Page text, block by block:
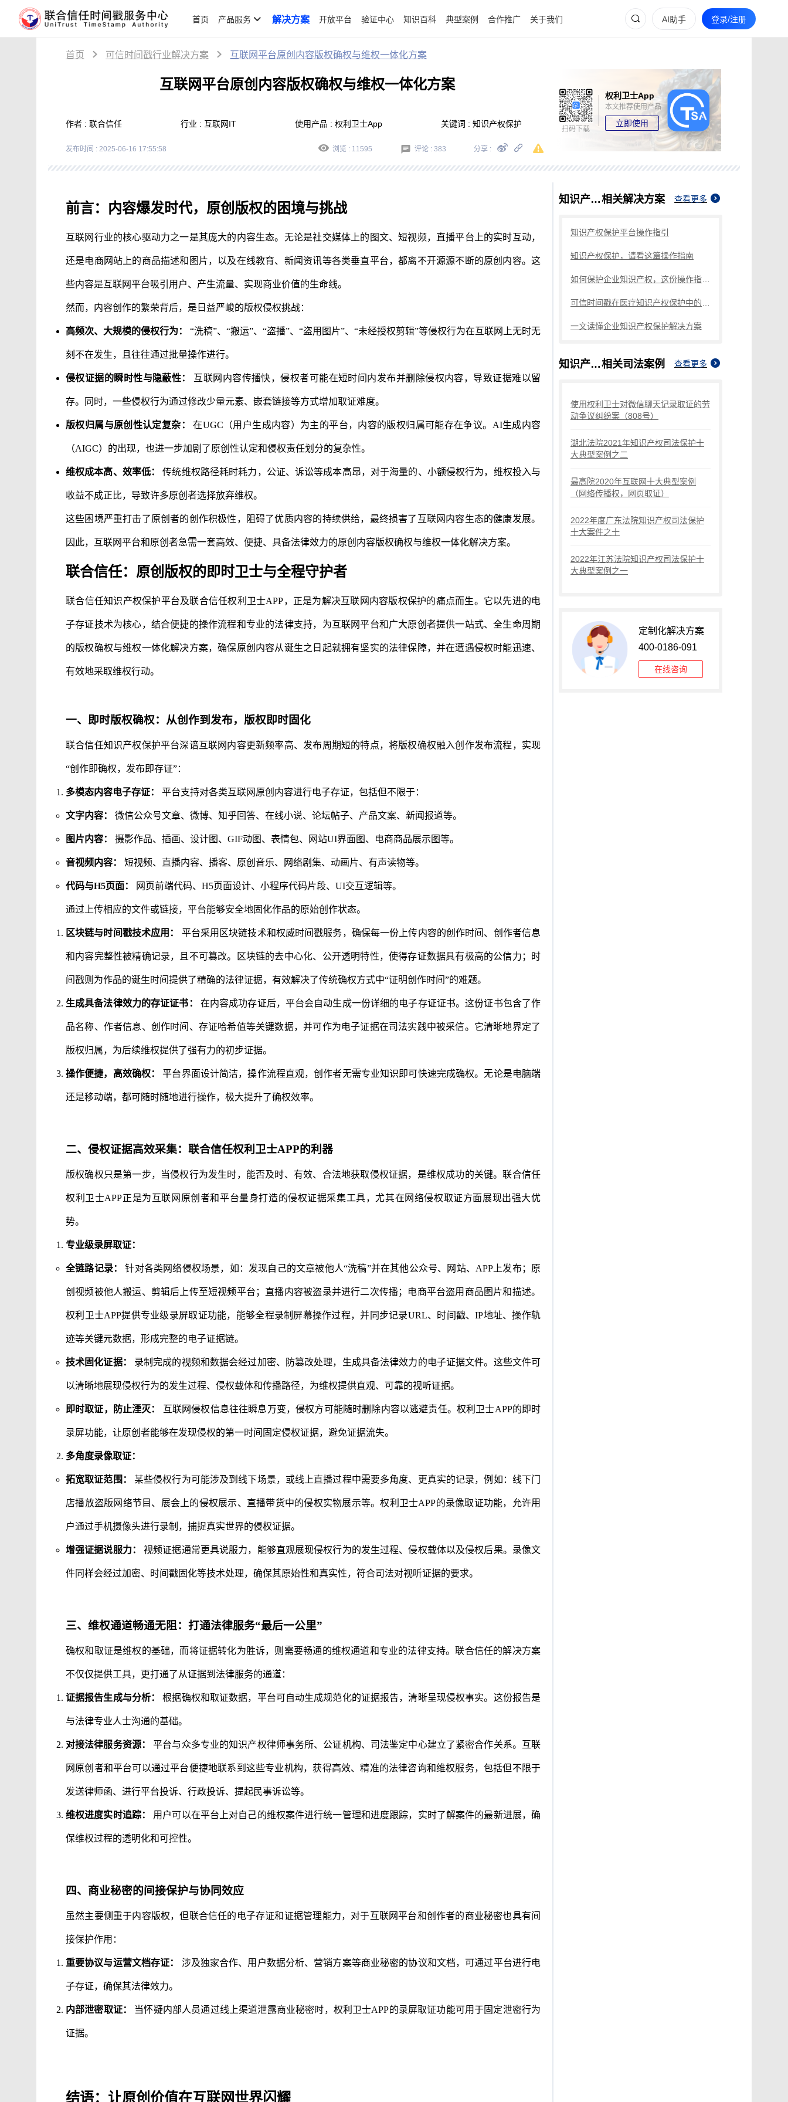
首页 产品服务 解决方案 开放平台 验证中心 知识百科 典型案例 合作推广 关于我们 AI助手 登录/注册
首页 可信时间戳行业解决方案 互联网平台原创内容版权确权与维权一体化方案
互联网平台原创内容版权确权与维权一体化方案
作者 : 联合信任 行业 : 互联网IT 使用产品 : 权利卫士App 关键词 : 知识产权保护
发布时间 : 2025-06-16 17:55:58 浏览 : 11595 评论 : 383 分享 :
扫码下载
权利卫士App
本文推荐使用产品
立即使用
前言：内容爆发时代，原创版权的困境与挑战
互联网行业的核心驱动力之一是其庞大的内容生态。无论是社交媒体上的图文、短视频，直播平台上的实时互动，
还是电商网站上的商品描述和图片，以及在线教育、新闻资讯等各类垂直平台，都离不开源源不断的原创内容。这
些内容是互联网平台吸引用户、产生流量、实现商业价值的生命线。
然而，内容创作的繁荣背后，是日益严峻的版权侵权挑战：
高频次、大规模的侵权行为： “洗稿”、“搬运”、“盗播”、“盗用图片”、“未经授权剪辑”等侵权行为在互联网上无时无
刻不在发生，且往往通过批量操作进行。
侵权证据的瞬时性与隐蔽性： 互联网内容传播快，侵权者可能在短时间内发布并删除侵权内容，导致证据难以留
存。同时，一些侵权行为通过修改少量元素、嵌套链接等方式增加取证难度。
版权归属与原创性认定复杂： 在UGC（用户生成内容）为主的平台，内容的版权归属可能存在争议。AI生成内容
（AIGC）的出现，也进一步加剧了原创性认定和侵权责任划分的复杂性。
维权成本高、效率低： 传统维权路径耗时耗力，公证、诉讼等成本高昂，对于海量的、小额侵权行为，维权投入与
收益不成正比，导致许多原创者选择放弃维权。
这些困境严重打击了原创者的创作积极性，阻碍了优质内容的持续供给，最终损害了互联网内容生态的健康发展。
因此，互联网平台和原创者急需一套高效、便捷、具备法律效力的原创内容版权确权与维权一体化解决方案。
联合信任：原创版权的即时卫士与全程守护者
联合信任知识产权保护平台及联合信任权利卫士APP，正是为解决互联网内容版权保护的痛点而生。它以先进的电
子存证技术为核心，结合便捷的操作流程和专业的法律支持，为互联网平台和广大原创者提供一站式、全生命周期
的版权确权与维权一体化解决方案，确保原创内容从诞生之日起就拥有坚实的法律保障，并在遭遇侵权时能迅速、
有效地采取维权行动。
一、即时版权确权：从创作到发布，版权即时固化
联合信任知识产权保护平台深谙互联网内容更新频率高、发布周期短的特点，将版权确权融入创作发布流程，实现
“创作即确权，发布即存证”：
多模态内容电子存证： 平台支持对各类互联网原创内容进行电子存证，包括但不限于：
文字内容： 微信公众号文章、微博、知乎回答、在线小说、论坛帖子、产品文案、新闻报道等。
图片内容： 摄影作品、插画、设计图、GIF动图、表情包、网站UI界面图、电商商品展示图等。
音视频内容： 短视频、直播内容、播客、原创音乐、网络剧集、动画片、有声读物等。
代码与H5页面： 网页前端代码、H5页面设计、小程序代码片段、UI交互逻辑等。
通过上传相应的文件或链接，平台能够安全地固化作品的原始创作状态。
区块链与时间戳技术应用： 平台采用区块链技术和权威时间戳服务，确保每一份上传内容的创作时间、创作者信息
和内容完整性被精确记录，且不可篡改。区块链的去中心化、公开透明特性，使得存证数据具有极高的公信力；时
间戳则为作品的诞生时间提供了精确的法律证据，有效解决了传统确权方式中“证明创作时间”的难题。
生成具备法律效力的存证证书： 在内容成功存证后，平台会自动生成一份详细的电子存证证书。这份证书包含了作
品名称、作者信息、创作时间、存证哈希值等关键数据，并可作为电子证据在司法实践中被采信。它清晰地界定了
版权归属，为后续维权提供了强有力的初步证据。
操作便捷，高效确权： 平台界面设计简洁，操作流程直观，创作者无需专业知识即可快速完成确权。无论是电脑端
还是移动端，都可随时随地进行操作，极大提升了确权效率。
二、侵权证据高效采集：联合信任权利卫士APP的利器
版权确权只是第一步，当侵权行为发生时，能否及时、有效、合法地获取侵权证据，是维权成功的关键。联合信任
权利卫士APP正是为互联网原创者和平台量身打造的侵权证据采集工具，尤其在网络侵权取证方面展现出强大优
势。
专业级录屏取证：
全链路记录： 针对各类网络侵权场景，如：发现自己的文章被他人“洗稿”并在其他公众号、网站、APP上发布；原
创视频被他人搬运、剪辑后上传至短视频平台；直播内容被盗录并进行二次传播；电商平台盗用商品图片和描述。
权利卫士APP提供专业级录屏取证功能，能够全程录制屏幕操作过程，并同步记录URL、时间戳、IP地址、操作轨
迹等关键元数据，形成完整的电子证据链。
技术固化证据： 录制完成的视频和数据会经过加密、防篡改处理，生成具备法律效力的电子证据文件。这些文件可
以清晰地展现侵权行为的发生过程、侵权载体和传播路径，为维权提供直观、可靠的视听证据。
即时取证，防止湮灭： 互联网侵权信息往往瞬息万变，侵权方可能随时删除内容以逃避责任。权利卫士APP的即时
录屏功能，让原创者能够在发现侵权的第一时间固定侵权证据，避免证据流失。
多角度录像取证：
拓宽取证范围： 某些侵权行为可能涉及到线下场景，或线上直播过程中需要多角度、更真实的记录，例如：线下门
店播放盗版网络节目、展会上的侵权展示、直播带货中的侵权实物展示等。权利卫士APP的录像取证功能，允许用
户通过手机摄像头进行录制，捕捉真实世界的侵权证据。
增强证据说服力： 视频证据通常更具说服力，能够直观展现侵权行为的发生过程、侵权载体以及侵权后果。录像文
件同样会经过加密、时间戳固化等技术处理，确保其原始性和真实性，符合司法对视听证据的要求。
三、维权通道畅通无阻：打通法律服务“最后一公里”
确权和取证是维权的基础，而将证据转化为胜诉，则需要畅通的维权通道和专业的法律支持。联合信任的解决方案
不仅仅提供工具，更打通了从证据到法律服务的通道：
证据报告生成与分析： 根据确权和取证数据，平台可自动生成规范化的证据报告，清晰呈现侵权事实。这份报告是
与法律专业人士沟通的基础。
对接法律服务资源： 平台与众多专业的知识产权律师事务所、公证机构、司法鉴定中心建立了紧密合作关系。互联
网原创者和平台可以通过平台便捷地联系到这些专业机构，获得高效、精准的法律咨询和维权服务，包括但不限于
发送律师函、进行平台投诉、行政投诉、提起民事诉讼等。
维权进度实时追踪： 用户可以在平台上对自己的维权案件进行统一管理和进度跟踪，实时了解案件的最新进展，确
保维权过程的透明化和可控性。
四、商业秘密的间接保护与协同效应
虽然主要侧重于内容版权，但联合信任的电子存证和证据管理能力，对于互联网平台和创作者的商业秘密也具有间
接保护作用：
重要协议与运营文档存证： 涉及独家合作、用户数据分析、营销方案等商业秘密的协议和文档，可通过平台进行电
子存证，确保其法律效力。
内部泄密取证： 当怀疑内部人员通过线上渠道泄露商业秘密时，权利卫士APP的录屏取证功能可用于固定泄密行为
证据。
结语：让原创价值在互联网世界闪耀
知识产权保护相关解决方案 查看更多
知识产权保护平台操作指引
知识产权保护，请看这篇操作指南
一文读懂企业知识产权保护解决方案
知识产权保护相关司法案例 查看更多
使用权利卫士对微信聊天记录取证的劳
动争议纠纷案（808号）
湖北法院2021年知识产权司法保护十
大典型案例之二
最高院2020年互联网十大典型案例
（网络传播权，网页取证）
2022年度广东法院知识产权司法保护
十大案件之十
2022年江苏法院知识产权司法保护十
大典型案例之一
定制化解决方案
400-0186-091
在线咨询